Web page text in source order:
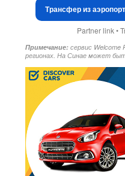
Трансфер из
Partner link •
Примечание: сервис Welcome
регионах. На Синае может